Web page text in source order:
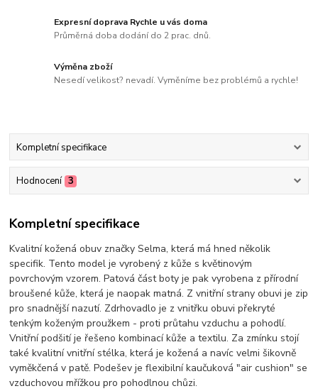
Expresní doprava Rychle u vás doma
Průměrná doba dodání do 2 prac. dnů.
Výměna zboží
Nesedí velikost? nevadí. Vyměníme bez problémů a rychle!
Kompletní specifikace
Hodnocení 3
Kompletní specifikace
Kvalitní kožená obuv značky Selma, která má hned několik
specifik. Tento model je vyrobený z kůže s květinovým
povrchovým vzorem. Patová část boty je pak vyrobena z přírodní
broušené kůže, která je naopak matná. Z vnitřní strany obuvi je zip
pro snadnější nazutí. Zdrhovadlo je z vnitřku obuvi překryté
tenkým koženým proužkem - proti průtahu vzduchu a pohodlí.
Vnitřní podšití je řešeno kombinací kůže a textilu. Za zmínku stojí
také kvalitní vnitřní stélka, která je kožená a navíc velmi šikovně
vyměkčená v patě. Podešev je flexibilní kaučuková "air cushion" se
vzduchovou mřížkou pro pohodlnou chůzi.